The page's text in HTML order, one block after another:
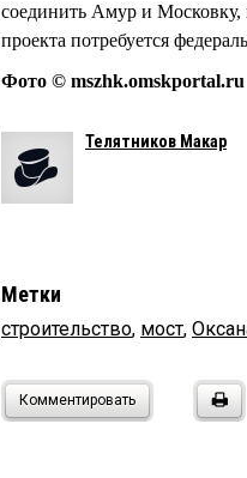
соединить Амур и Московку,
проекта потребуется
Фото © mszhk.omskportal.ru
Телятников Макар
Метки
строительство, мост,
Комментировать